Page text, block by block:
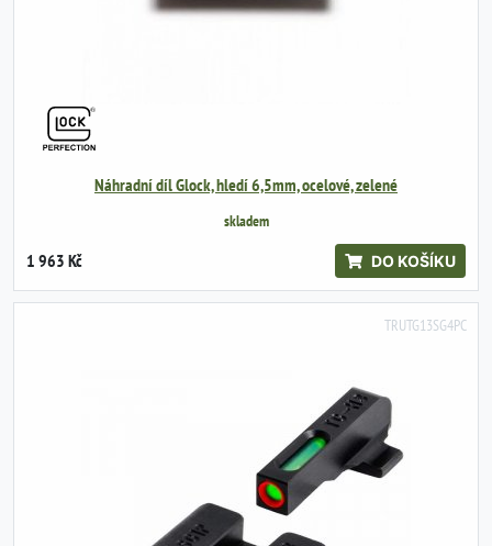
Náhradní díl Glock, hledí 6,5mm, ocelové, zelené
skladem
1 963 Kč DO KOŠÍKU
TRUTG13SG4PC